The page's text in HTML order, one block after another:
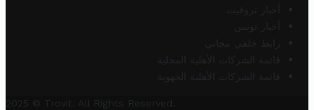
أخبار تروفيت
أخبار تونس
رابط خلفي مجاني
قائمة الشركات الأهلية المحلية
قائمة الشركات الأهلية الجهوية
2025 © Trovit. All Rights Reserved.